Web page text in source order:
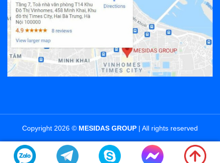
Copyright 2026 © MESIDAS GROUP | All rights reserved